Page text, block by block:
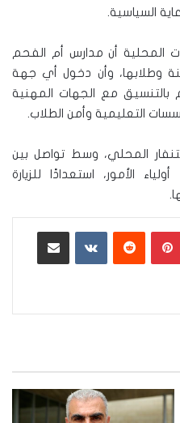
السياسية.
المحلية أن مدارس أم الفحم
وطلابها، وأن دخول أي جهة
مع الجهات المهنية
التعليمية وأمن الطلاب.
المحلي، وسط تواصل بين
الأمور، استعدادًا للزيارة
بينتيريست ‏VKontakte